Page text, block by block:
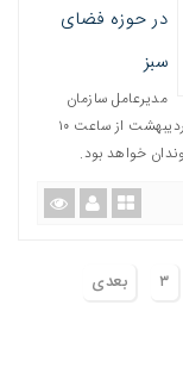
در حوزه فضای
سبز
مدیرعامل سازمان
پارک‌ها و فضای سبز شهرداری قم فردا چهارشنبه ۲۲ اردیبهشت از ساعت ١٠
٣
بعدی